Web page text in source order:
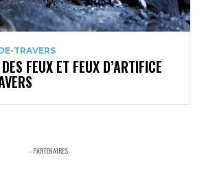
TRAVERS
FEUX ET FEUX D’ARTIFICE
- PARTENAIRES -